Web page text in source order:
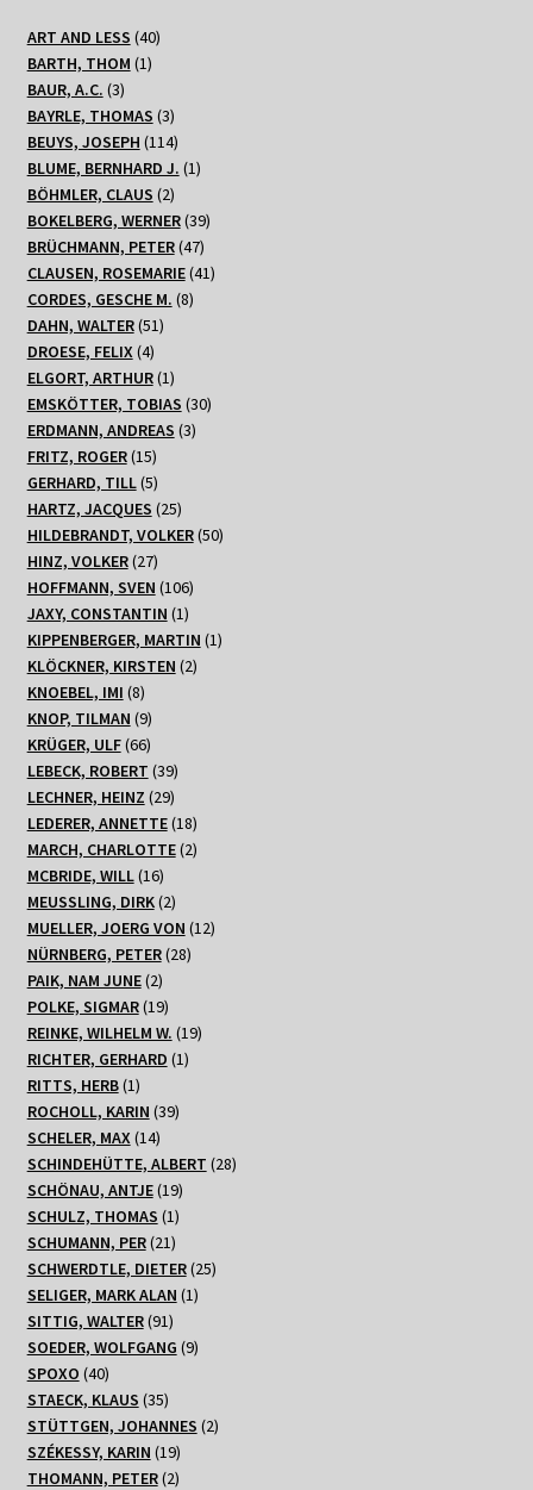
ART AND LESS 4040
BARTH, THOM 11
BAUR, A.C. 33
Produkte
BAYRLE, THOMAS 33
Produkte
BEUYS, JOSEPH 114114
Produkte
BLUME, BERNHARD J. 11
BÖHMLER, CLAUS 22
Produkte
BOKELBERG, WERNER 3939
BRÜCHMANN, PETER 4747
Produkte
CLAUSEN, ROSEMARIE 4141
CORDES, GESCHE M. 88
DAHN, WALTER 5151
DROESE, FELIX 44
Produkte
ELGORT, ARTHUR 11
Produkt
EMSKÖTTER, TOBIAS 3030
ERDMANN, ANDREAS 33
FRITZ, ROGER 1515
Produkte
GERHARD, TILL 55
Produkte
HARTZ, JACQUES 2525
Produkte
HILDEBRANDT, VOLKER 5050
HINZ, VOLKER 2727
Produkte
HOFFMANN, SVEN 106106
Produkte
JAXY, CONSTANTIN 11
Produkt
KIPPENBERGER, MARTIN 11
KLÖCKNER, KIRSTEN 22
KNOEBEL, IMI 88
Produkte
KNOP, TILMAN 99
Produkte
KRÜGER, ULF 6666
Produkte
LEBECK, ROBERT 3939
Produkte
LECHNER, HEINZ 2929
Produkte
LEDERER, ANNETTE 1818
Produkte
MARCH, CHARLOTTE 22
MCBRIDE, WILL 1616
Produkte
MEUSSLING, DIRK 22
Produkte
MUELLER, JOERG VON 1212
NÜRNBERG, PETER 2828
PAIK, NAM JUNE 22
Produkte
POLKE, SIGMAR 1919
Produkte
REINKE, WILHELM W. 1919
RICHTER, GERHARD 11
RITTS, HERB 11
Produkt
ROCHOLL, KARIN 3939
SCHELER, MAX 1414
Produkte
SCHINDEHÜTTE, ALBERT 2828
SCHÖNAU, ANTJE 1919
Produkte
SCHULZ, THOMAS 11
Produkt
SCHUMANN, PER 2121
Produkte
SCHWERDTLE, DIETER 2525
SELIGER, MARK ALAN 11
SITTIG, WALTER 9191
Produkte
SOEDER, WOLFGANG 99
SPOXO 4040
Produkte
STAECK, KLAUS 3535
Produkte
STÜTTGEN, JOHANNES 22
SZÉKESSY, KARIN 1919
Produkte
THOMANN, PETER 22